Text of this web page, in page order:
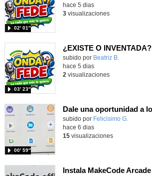
02′ 01″
hace 5 dias
3visualizaciones
¿EXISTE O INVENTADA?
Contenido educativo.
subido por Beatriz B.
03′ 23″
hace 5 dias
2 visualizaciones
Contenido educativo.
subido por Felicisimo G.
00′ 59″
hace 6 dias
15visualizaciones